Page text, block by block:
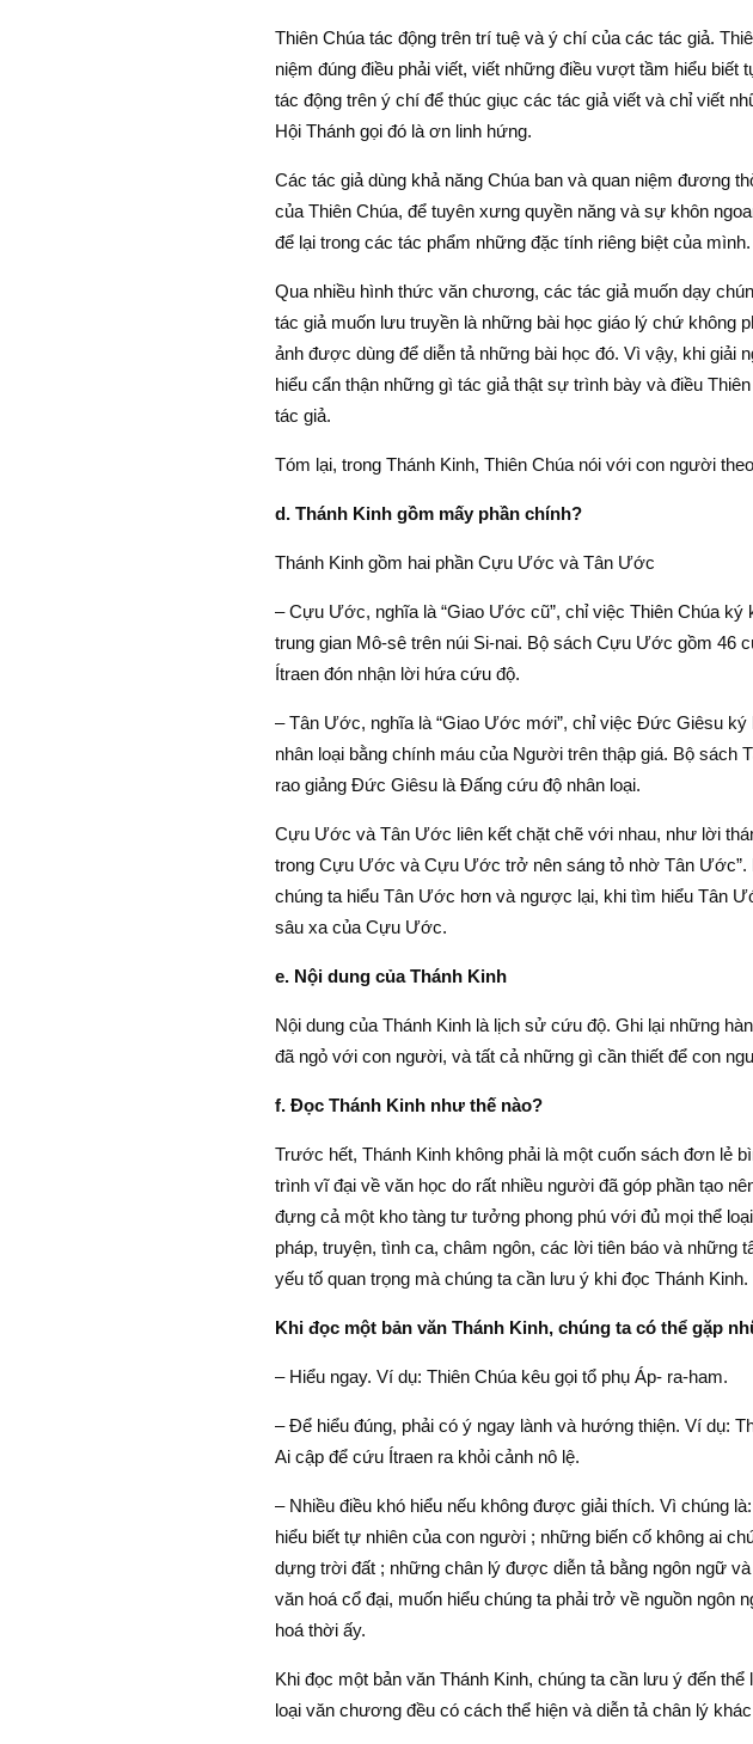
Thiên Chúa tác động trên trí tuệ và ý chí của các tác giả.
niệm đúng điều phải viết, viết những điều vượt tầm hiểu biết
tác động trên ý chí để thúc giục các tác giả viết và chỉ viết
Hội Thánh gọi đó là ơn linh hứng.
Các tác giả dùng khả năng Chúa ban và quan niệm đương
của Thiên Chúa, để tuyên xưng quyền năng và sự khôn
để lại trong các tác phẩm những đặc tính riêng biệt của mình.
Qua nhiều hình thức văn chương, các tác giả muốn dạy
tác giả muốn lưu truyền là những bài học giáo lý chứ không
ảnh được dùng để diễn tả những bài học đó. Vì vậy, khi giải
hiểu cẩn thận những gì tác giả thật sự trình bày và điều
tác giả.
Tóm lại, trong Thánh Kinh, Thiên Chúa nói với con người
d. Thánh Kinh gồm mấy phần chính?
Thánh Kinh gồm hai phần Cựu Ước và Tân Ước
– Cựu Ước, nghĩa là “Giao Ước cũ”, chỉ việc Thiên Chúa ký
trung gian Mô-sê trên núi Si-nai. Bộ sách Cựu Ước gồm 46
Ítraen đón nhận lời hứa cứu độ.
– Tân Ước, nghĩa là “Giao Ước mới”, chỉ việc Đức Giêsu
nhân loại bằng chính máu của Người trên thập giá. Bộ sách
rao giảng Đức Giêsu là Đấng cứu độ nhân loại.
Cựu Ước và Tân Ước liên kết chặt chẽ với nhau, như lời
trong Cựu Ước và Cựu Ước trở nên sáng tỏ nhờ Tân Ước”.
chúng ta hiểu Tân Ước hơn và ngược lại, khi tìm hiểu Tân
sâu xa của Cựu Ước.
e. Nội dung của Thánh Kinh
Nội dung của Thánh Kinh là lịch sử cứu độ. Ghi lại những
đã ngỏ với con người, và tất cả những gì cần thiết để con
f. Đọc Thánh Kinh như thế nào?
Trước hết, Thánh Kinh không phải là một cuốn sách đơn lẻ
trình vĩ đại về văn học do rất nhiều người đã góp phần tạo
đựng cả một kho tàng tư tưởng phong phú với đủ mọi thể
pháp, truyện, tình ca, châm ngôn, các lời tiên báo và những
yếu tố quan trọng mà chúng ta cần lưu ý khi đọc Thánh Kinh.
Khi đọc một bản văn Thánh Kinh, chúng ta có thể gặp
– Hiểu ngay. Ví dụ: Thiên Chúa kêu gọi tổ phụ Áp- ra-ham.
– Để hiểu đúng, phải có ý ngay lành và hướng thiện. Ví dụ:
Ai cập để cứu Ítraen ra khỏi cảnh nô lệ.
– Nhiều điều khó hiểu nếu không được giải thích. Vì chúng
hiểu biết tự nhiên của con người ; những biến cố không ai
dựng trời đất ; những chân lý được diễn tả bằng ngôn ngữ
văn hoá cổ đại, muốn hiểu chúng ta phải trở về nguồn ngôn
hoá thời ấy.
Khi đọc một bản văn Thánh Kinh, chúng ta cần lưu ý đến
loại văn chương đều có cách thể hiện và diễn tả chân lý